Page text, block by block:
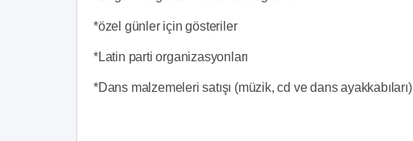
*özel günler için gösteriler
*Latin parti organizasyonları
*Dans malzemeleri satışı (müzik, cd ve dans ayakkabıları)